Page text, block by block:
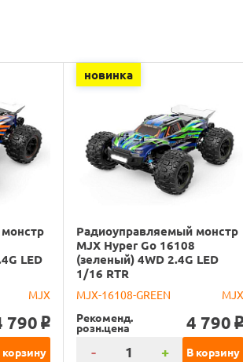
LED
MJX
790 o
корзину
новинка
Радиоуправляемый монстр
MJX Hyper Go 16108
(зеленый) 4WD 2.4G LED
1/16 RTR
MJX-16108-GREEN
MJX
Рекоменд.
розн.цена 4 790 o
- + В корзину